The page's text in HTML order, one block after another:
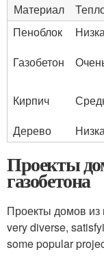
Материал
Пеноблок
Газобетон
Кирпич
Дерево
Проекты
газобетона
Проекты домов из
very diverse,
some popular